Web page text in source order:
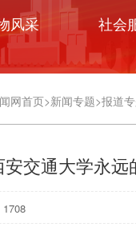
风采
社会
网首页>新闻专题>报道
交通大学永远
1708